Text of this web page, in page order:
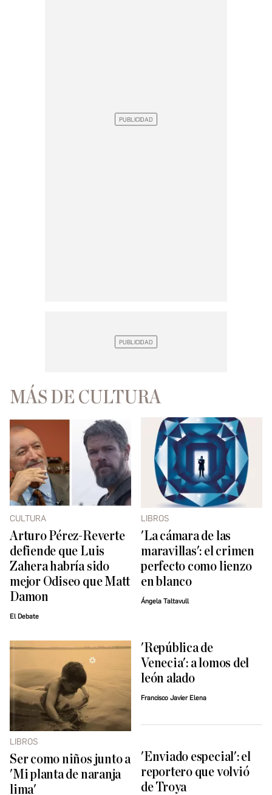
MÁS DE CULTURA
CULTURA
Arturo Pérez-Reverte
defiende que Luis
Zahera habría sido
mejor Odiseo que Matt
Damon
El Debate
LIBROS
'La cámara de las
maravillas': el crimen
perfecto como lienzo
en blanco
Ángela Taltavull
LIBROS
Ser como niños junto a
'Mi planta de naranja
lima'
'República de
Venecia': a lomos del
león alado
Francisco Javier Elena
'Enviado especial': el
reportero que volvió
de Troya